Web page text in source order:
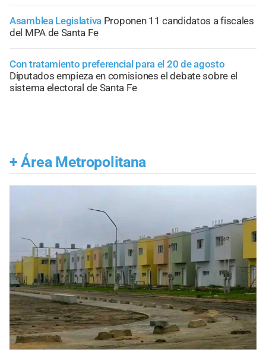
Asamblea Legislativa Proponen 11 candidatos a fiscales
del MPA de Santa Fe
Con tratamiento preferencial para el 20 de agosto
Diputados empieza en comisiones el debate sobre el
sistema electoral de Santa Fe
+ Área Metropolitana